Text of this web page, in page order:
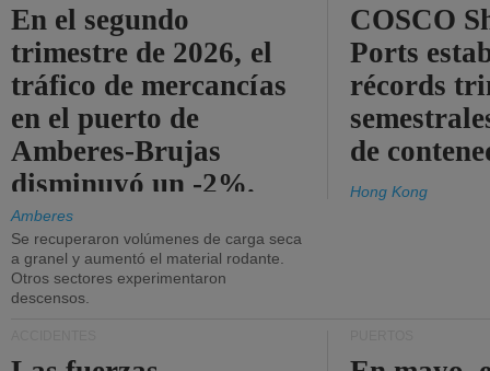
En el segundo
trimestre de 2026, el
tráfico de mercancías
en el puerto de
Amberes-Brujas
disminuyó un -2%.
Amberes
Se recuperaron volúmenes de carga seca
a granel y aumentó el material rodante.
Otros sectores experimentaron
descensos.
COSCO
Ports
récords
de
Hong Kong